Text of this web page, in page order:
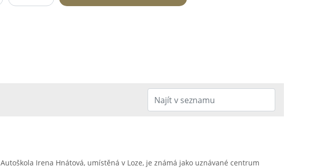
Autoškola Irena Hnátová, umístěná v Loze, je známá jako uznávané centrum